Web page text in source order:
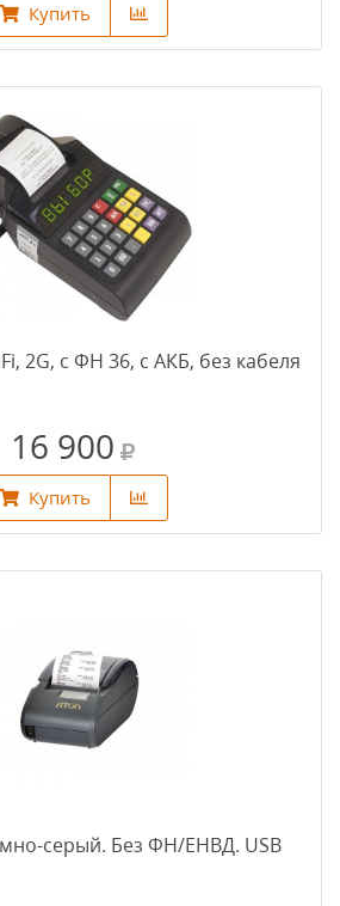
Купить
2G, с ФН 36, c АКБ, без кабеля
16 900
Купить
серый. Без ФН/ЕНВД. USB